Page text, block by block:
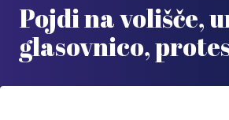
Pojdi na volišče,
glasovnico,